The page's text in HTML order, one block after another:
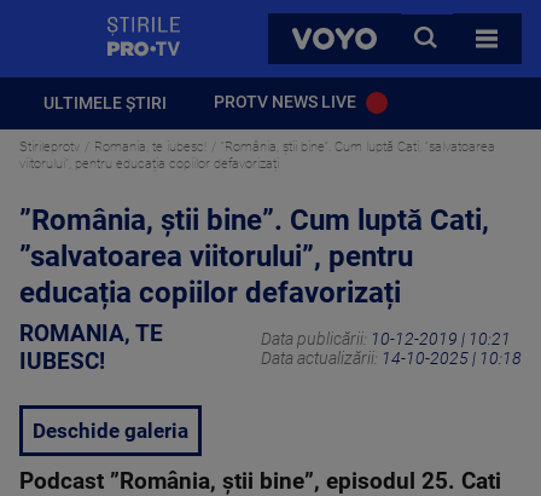
VOYO
CAUTA
TOATE
ULTIMELE ȘTIRI PROTV NEWS LIVE
Stirileprotv Romania, te iubesc!
”România, știi bine”. Cum luptă Cati, ”salvatoarea
viitorului”, pentru educația copiilor defavorizați
”România, știi bine”. Cum luptă Cati,
”salvatoarea viitorului”, pentru
educația copiilor defavorizați
ROMANIA, TE
IUBESC!
Data publicării: 10-12-2019 | 10:21
Data actualizării: 14-10-2025 | 10:18
Deschide galeria
Podcast ”România, știi bine”, episodul 25. Cati